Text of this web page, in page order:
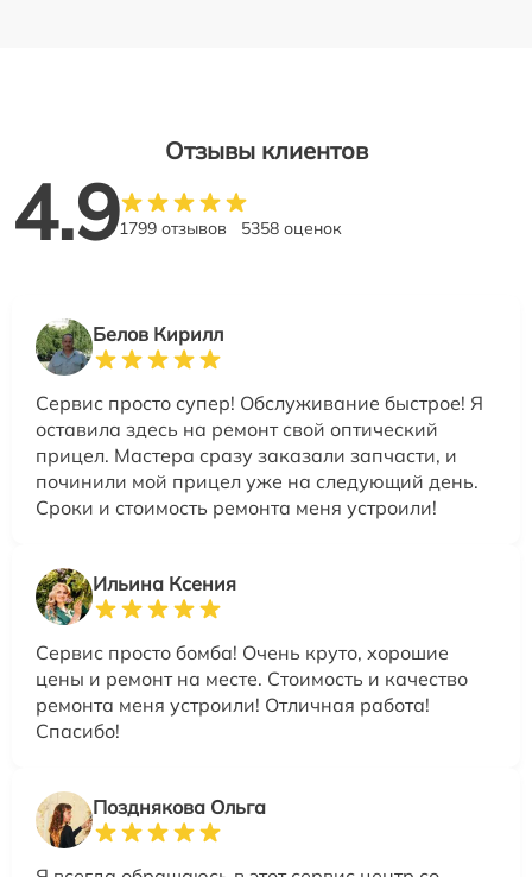
Отзывы клиентов
4.91799 отзывов 5358 оценок
Белов Кирилл
Сервис просто супер! Обслуживание быстрое! Я
оставила здесь на ремонт свой оптический
прицел. Мастера сразу заказали запчасти, и
починили мой прицел уже на следующий день.
Сроки и стоимость ремонта меня устроили!
Ильина Ксения
Сервис просто бомба! Очень круто, хорошие
цены и ремонт на месте. Стоимость и качество
ремонта меня устроили! Отличная работа!
Спасибо!
Позднякова Ольга